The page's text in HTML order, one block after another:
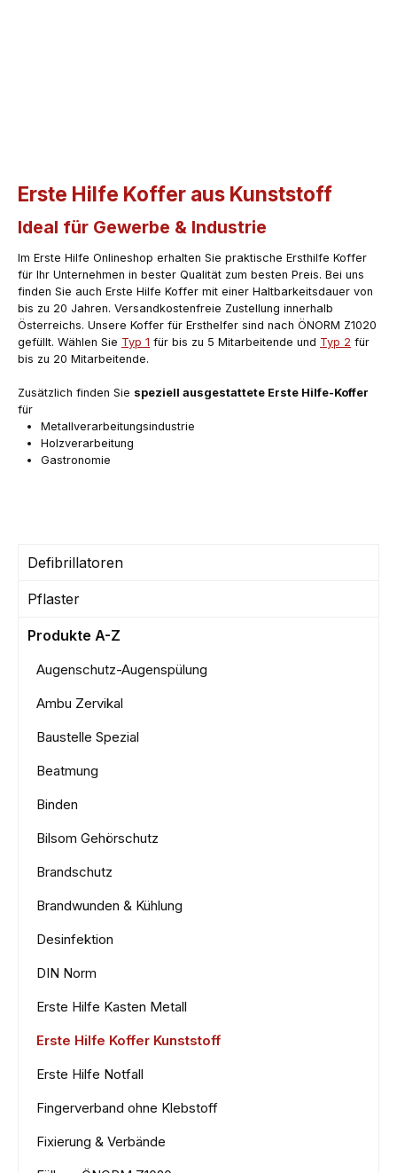
Erste Hilfe Koffer aus Kunststoff
Ideal für Gewerbe & Industrie
Im Erste Hilfe Onlineshop erhalten Sie praktische Ersthilfe Koffer
für Ihr Unternehmen in bester Qualität zum besten Preis. Bei uns
finden Sie auch Erste Hilfe Koffer mit einer Haltbarkeitsdauer von
bis zu 20 Jahren. Versandkostenfreie Zustellung innerhalb
Österreichs. Unsere Koffer für Ersthelfer sind nach ÖNORM Z1020
gefüllt. Wählen Sie Typ 1 für bis zu 5 Mitarbeitende und Typ 2 für
bis zu 20 Mitarbeitende.
Zusätzlich finden Sie speziell ausgestattete Erste Hilfe-Koffer
für
Metallverarbeitungsindustrie
Holzverarbeitung
Gastronomie
Defibrillatoren
Pflaster
Produkte A-Z
Augenschutz-Augenspülung
Ambu Zervikal
Baustelle Spezial
Beatmung
Binden
Bilsom Gehörschutz
Brandschutz
Brandwunden & Kühlung
Desinfektion
DIN Norm
Erste Hilfe Kasten Metall
Erste Hilfe Koffer Kunststoff
Erste Hilfe Notfall
Fingerverband ohne Klebstoff
Fixierung & Verbände